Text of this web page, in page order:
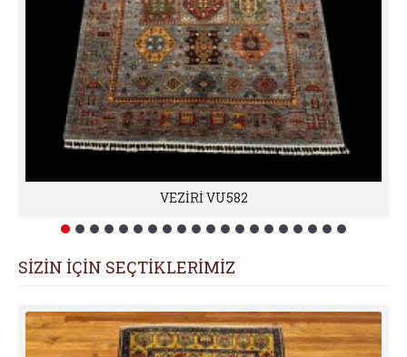
VEZİRİ VU582
SİZİN İÇİN SEÇTİKLERİMİZ